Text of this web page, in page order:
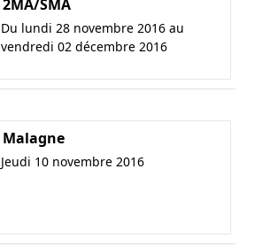
2MA/SMA
Du lundi 28 novembre 2016 au
vendredi 02 décembre 2016
Malagne
Jeudi 10 novembre 2016